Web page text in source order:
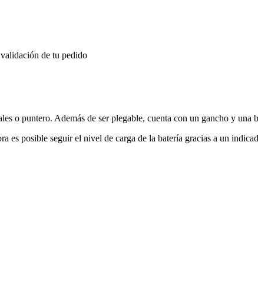
de tu pedido
o puntero. Además de ser plegable, cuenta con un gancho y una
posible seguir el nivel de carga de la batería gracias a un